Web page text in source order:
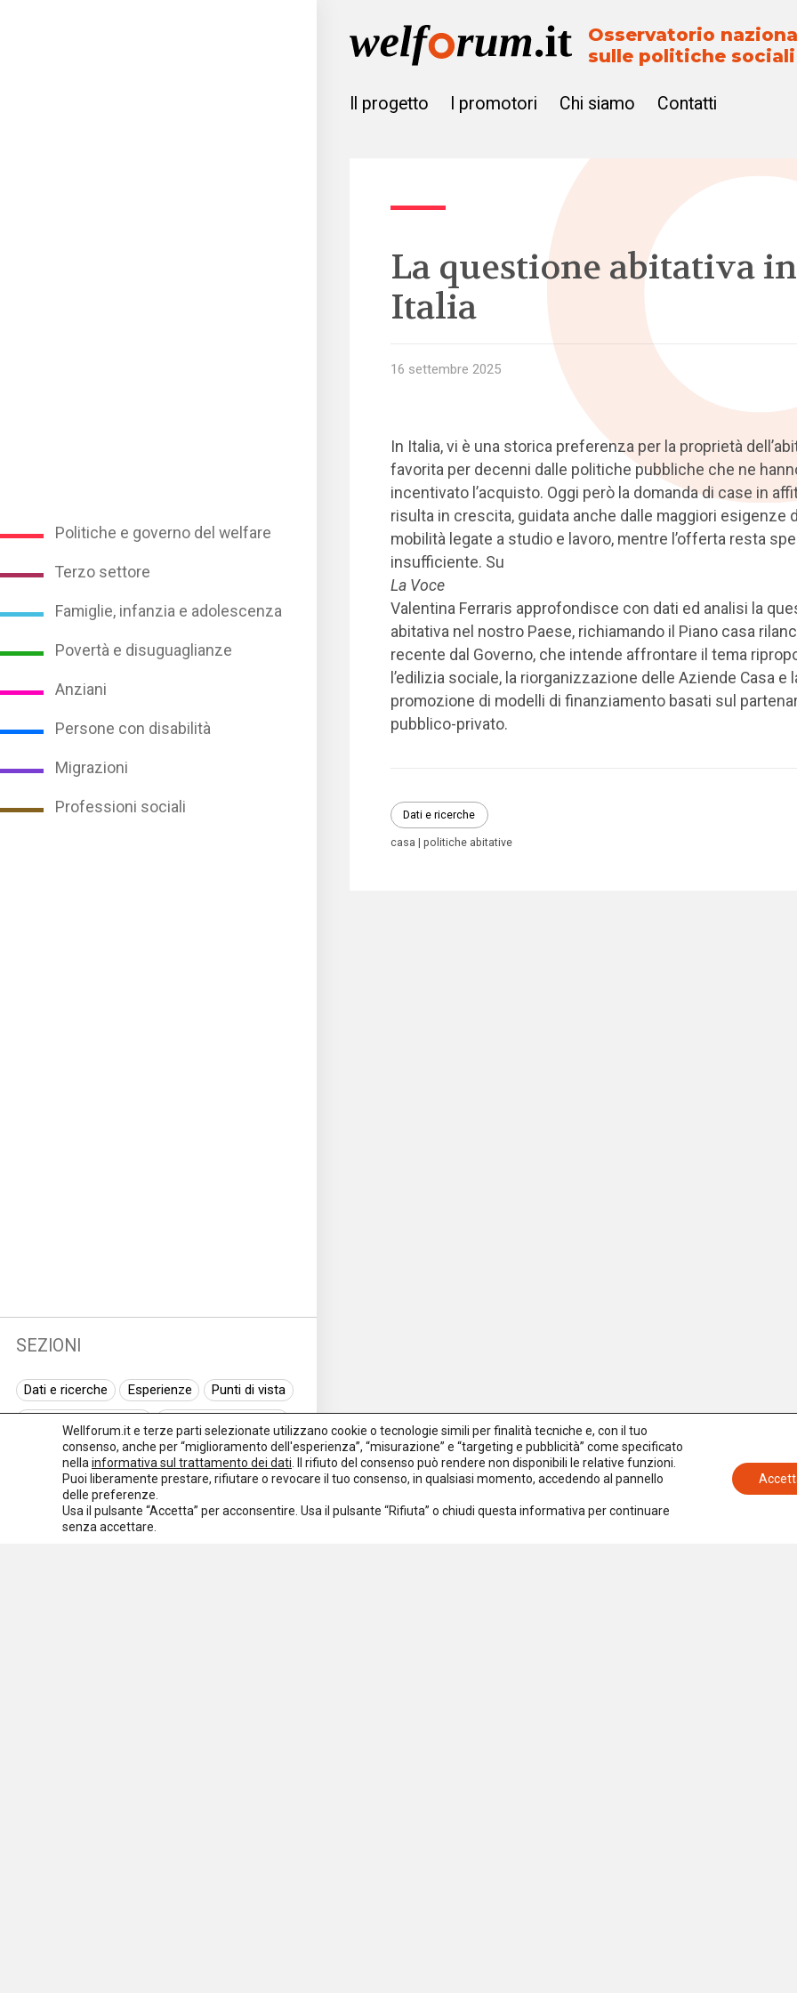
Politiche e governo del welfare
Terzo settore
Famiglie, infanzia e adolescenza
Povertà e disuguaglianze
Anziani
Persone con disabilità
Migrazioni
Professioni sociali
SEZIONI
Dati e ricerche Esperienze
Punti di vista
Normativa europea
Rassegna normativa
I seminari di Welforum
Eventi
Spazio ai promotori
Osservatorio
sulle politiche sociali
Il progetto I promotori Chi siamo Contatti
La questione abitativa in
Italia
16 settembre 2025
In Italia, vi è una storica preferenza per la proprietà
favorita per decenni dalle politiche pubbliche che ne
incentivato l’acquisto. Oggi però la domanda di case in
risulta in crescita, guidata anche dalle maggiori esigenze
mobilità legate a studio e lavoro, mentre l’offerta resta
insufficiente. Su
La Voce
Valentina Ferraris approfondisce con dati ed analisi la
abitativa nel nostro Paese, richiamando il Piano casa
recente dal Governo, che intende affrontare il tema
l’edilizia sociale, la riorganizzazione delle Aziende Casa e
promozione di modelli di finanziamento basati sul
pubblico-privato.
Dati e ricerche
casa politiche abitative
Wellforum.it e terze parti selezionate utilizzano cookie o tecnologie simili per finalità tecniche e, con il tuo
consenso, anche per “miglioramento dell'esperienza”, “misurazione” e “targeting e pubblicità” come specificato
nella informativa sul trattamento dei dati . Il rifiuto del consenso può rendere non disponibili le relative funzioni.
Puoi liberamente prestare, rifiutare o revocare il tuo consenso, in qualsiasi momento, accedendo al pannello
delle preferenze.
Usa il pulsante “Accetta” per acconsentire. Usa il pulsante “Rifiuta” o chiudi questa informativa per continuare
senza accettare.